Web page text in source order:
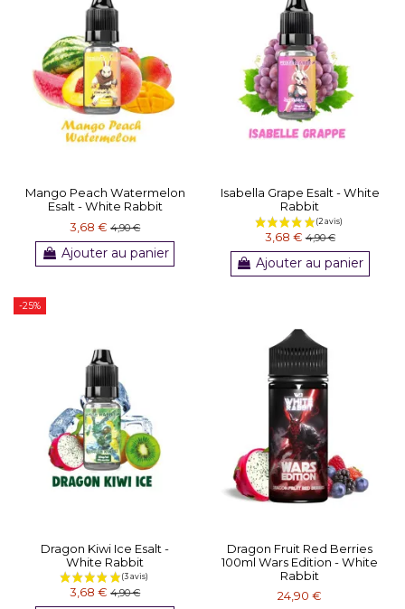
Mango Peach Watermelon
Esalt - White Rabbit
3,68 €4,90 €
Ajouter au panier
Isabella Grape Esalt - White
Rabbit
3,68 €4,90 €
Ajouter au panier
-25%
Dragon Kiwi Ice Esalt -
White Rabbit
3,68 €4,90 €
Dragon Fruit Red Berries
100ml Wars Edition - White
Rabbit
24,90 €